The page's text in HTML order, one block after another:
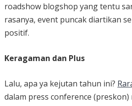
roadshow blogshop yang tentu
rasanya, event puncak diartikan
positif.
Keragaman dan Plus
Lalu, apa ya kejutan tahun ini?
dalam press conference